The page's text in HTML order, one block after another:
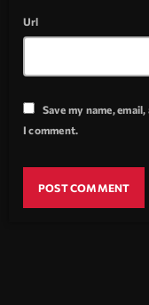
Url
Save my name,
I comment.